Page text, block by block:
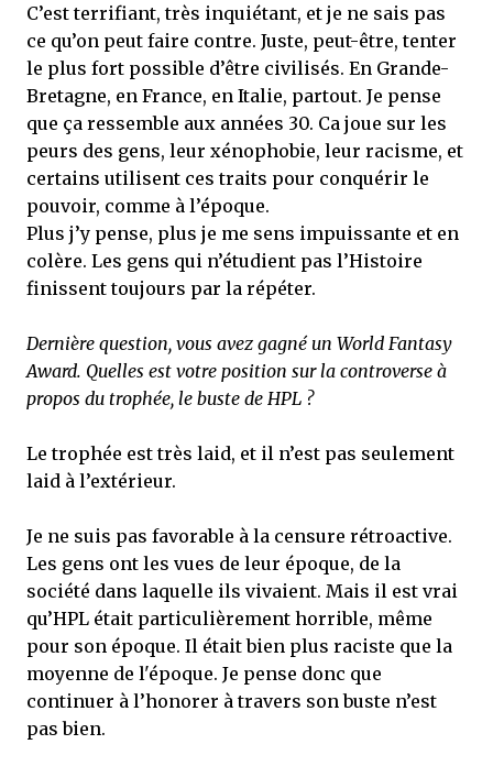
C’est terrifiant, très inquiétant, et je ne sais pas
ce qu’on peut faire contre. Juste, peut-être, tenter
le plus fort possible d’être civilisés. En Grande-
Bretagne, en France, en Italie, partout. Je pense
que ça ressemble aux années 30. Ca joue sur les
peurs des gens, leur xénophobie, leur racisme, et
certains utilisent ces traits pour conquérir le
pouvoir, comme à l’époque.
Plus j’y pense, plus je me sens impuissante et en
colère. Les gens qui n’étudient pas l’Histoire
finissent toujours par la répéter.
Dernière question, vous avez gagné un World Fantasy
Award. Quelles est votre position sur la controverse à
propos du trophée, le buste de HPL ?
Le trophée est très laid, et il n’est pas seulement
laid à l’extérieur.
Je ne suis pas favorable à la censure rétroactive.
Les gens ont les vues de leur époque, de la
société dans laquelle ils vivaient. Mais il est vrai
qu’HPL était particulièrement horrible, même
pour son époque. Il était bien plus raciste que la
moyenne de l'époque. Je pense donc que
continuer à l’honorer à travers son buste n’est
pas bien.